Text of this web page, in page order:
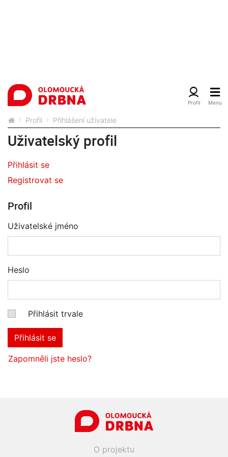
Profil Přihlášení uživatele
Uživatelský profil
Přihlásit se
Registrovat se
Profil
Uživatelské jméno
Heslo
Přihlásit trvale
Přihlásit se
Zapomněli jste heslo?
O projektu